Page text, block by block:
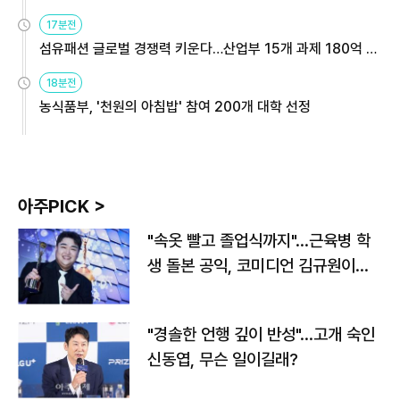
17분전
섬유패션 글로벌 경쟁력 키운다…산업부 15개 과제 180억 지
18분전
농식품부, '천원의 아침밥' 참여 200개 대학 선정
아주PICK >
"속옷 빨고 졸업식까지"…근육병 학
생 돌본 공익, 코미디언 김규원이었
"경솔한 언행 깊이 반성"…고개 숙인
신동엽, 무슨 일이길래?